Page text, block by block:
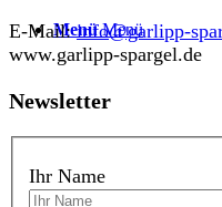
Menü Menü
E-Mail:info@garlipp-
www.garlipp-spargel.de
Newsletter
Ihr Name